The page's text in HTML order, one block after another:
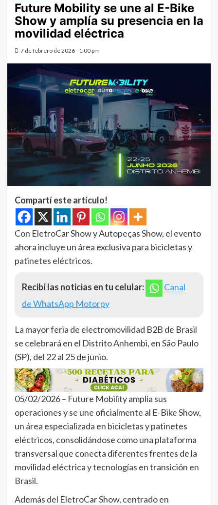
Future Mobility se une al E-Bike
Show y amplía su presencia en la
movilidad eléctrica
7 de febrero de 2026 - 1:00 pm
Compartí este artículo!
Con EletroCar Show y Autopeças Show, el evento
ahora incluye un área exclusiva para bicicletas y
patinetes eléctricos.
Recibí las noticias en tu celular:
Canal
de WhatsApp Motorpy
La mayor feria de electromovilidad B2B de Brasil
se celebrará en el Distrito Anhembi, en São Paulo
(SP), del 22 al 25 de junio.
05/02/2026 – Future Mobility amplía sus
operaciones y se une oficialmente al E-Bike Show,
un área especializada en bicicletas y patinetes
eléctricos, consolidándose como una plataforma
transversal que conecta diferentes frentes de la
movilidad eléctrica y tecnologías en transición en
Brasil.
Además del EletroCar Show, centrado en